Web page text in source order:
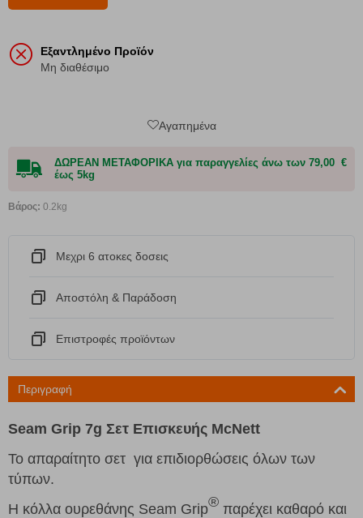
Εξαντλημένο Προϊόν
Μη διαθέσιμο
Αγαπημένα
ΔΩΡΕΑΝ ΜΕΤΑΦΟΡΙΚΑ για παραγγελίες άνω των 79,00 €
έως 5kg
Βάρος: 0.2kg
Μεχρι 6 ατοκες δοσεις
Αποστόλη & Παράδοση
Eπιστροφές προϊόντων
Περιγραφή
Seam Grip 7g Σετ Επισκευής McNett
Το απαραίτητο σετ για επιδιορθώσεις όλων των
τύπων.
Η κόλλα ουρεθάνης Seam Grip® παρέχει καθαρό και